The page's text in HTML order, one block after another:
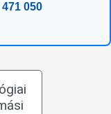
050